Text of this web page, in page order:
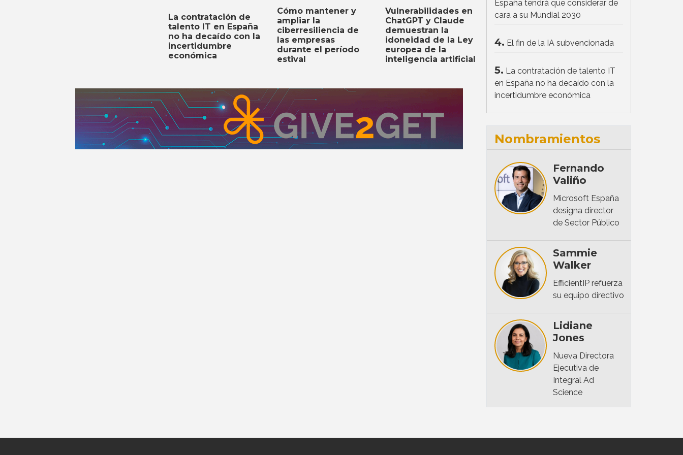
La contratación de
talento IT en España
no ha decaído con la
incertidumbre
económica
Cómo mantener y
ampliar la
ciberresiliencia de
las empresas
durante el período
estival
Vulnerabilidades en
ChatGPT y Claude
demuestran la
idoneidad de la Ley
europea de la
inteligencia artificial
España tendrá que considerar de
cara a su Mundial 2030
4. El fin de la IA subvencionada
5. La contratación de talento IT
en España no ha decaído con la
incertidumbre económica
Nombramientos
Fernando
Valiño
Microsoft España
designa director
de Sector Público
Sammie
Walker
EfficientIP refuerza
su equipo directivo
Lidiane
Jones
Nueva Directora
Ejecutiva de
Integral Ad
Science